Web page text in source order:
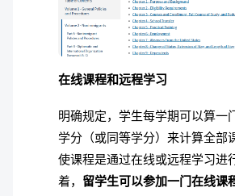
在线课程和远程学习
明确规定，学生每学期可以算一
学分（或同等学分）来计算全部
使课程是通过在线或远程学习进
着， 留学生可以参加一门在线课